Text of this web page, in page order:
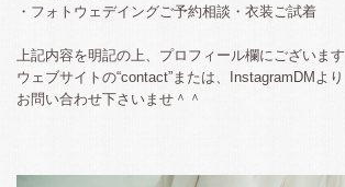
・フォトウェデイングご予約相談・衣装ご試着
上記内容を明記の上、プロフィール欄にございます
ウェブサイトの“contact”または、InstagramDMより
お問い合わせ下さいませ＾＾